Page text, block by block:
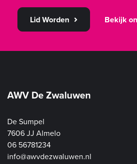
Lid Worden Bekijk
AWV De Zwaluwen
De Sumpel
7606 JJ Almelo
06 56781234
info@awvdezwaluwen.nl